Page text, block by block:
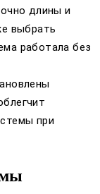
длины и
выбрать
работала без
при